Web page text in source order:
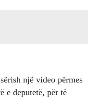
një video përmes
e deputetë, për të